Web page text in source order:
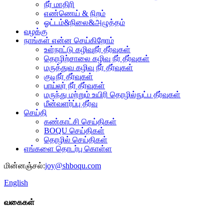
நீர் மாதிரி
எண்ணெய் & நிறம்
ஓட்டம்&நிலை&அழுத்தம்
வழக்கு
நாங்கள் என்ன செய்கிறோம்
உள்நாட்டு கழிவுநீர் தீர்வுகள்
தொழிற்சாலை கழிவு நீர் தீர்வுகள்
மருத்துவ கழிவு நீர் தீர்வுகள்
குடிநீர் தீர்வுகள்
பாய்லர் நீர் தீர்வுகள்
மருந்து மற்றும் உயிரி தொழில்நுட்ப தீர்வுகள்
மீன்வளர்ப்பு தீர்வு
செய்தி
கண்காட்சி செய்திகள்
BOQU செய்திகள்
தொழில் செய்திகள்
எங்களை தொடர்பு கொள்ள
மின்னஞ்சல்:joy@shboqu.com
English
வகைகள்